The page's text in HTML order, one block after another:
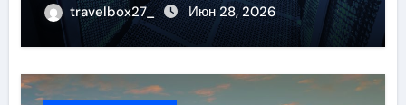
travelbox27_ Июн 28, 2026